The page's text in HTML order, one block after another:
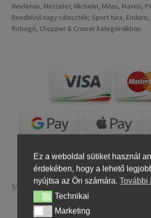
Heidenau, Metzeler, Michelin, Mitas, Maxxis,
Rendkívül nagy választék; Sport túra,
Robogó, Chopper & Cruiser kategóriákban.
Motorkerékpár gumiabroncsok
Ez a weboldal sütiket használ
érdekében, hogy a lehető
nyújtsa az Ön számára. További
TechnikaiTechnikai
MarketingMarketing